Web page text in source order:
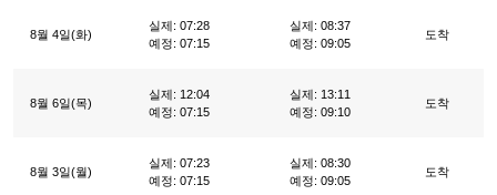
8월 4일(화)
실제: 07:28
예정: 07:15
실제: 08:37
예정: 09:05
도착
8월 6일(목)
실제: 12:04
예정: 07:15
실제: 13:11
예정: 09:10
도착
8월 3일(월)
실제: 07:23
예정: 07:15
실제: 08:30
예정: 09:05
도착